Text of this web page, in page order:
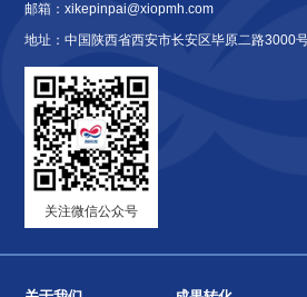
邮箱：xikepinpai@xiopmh.com
地址：中国陕西省西安市长安区毕原二路3000
关注微信公众号